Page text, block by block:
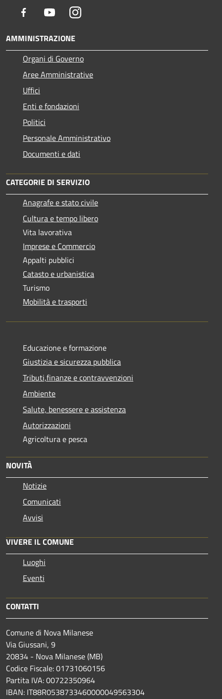
Facebook YoutubeInstagram
AMMINISTRAZIONE
Organi di Governo
Aree Amministrative
Uffici
Enti e fondazioni
Politici
Personale Amministrativo
Documenti e dati
CATEGORIE DI SERVIZIO
Anagrafe e stato civile
Cultura e tempo libero
Vita lavorativa
Imprese e Commercio
Appalti pubblici
Catasto e urbanistica
Turismo
Mobilità e trasporti
Educazione e formazione
Giustizia e sicurezza pubblica
Tributi,finanze e contravvenzioni
Ambiente
Salute, benessere e assistenza
Autorizzazioni
Agricoltura e pesca
NOVITÀ
Notizie
Comunicati
Avvisi
VIVERE IL COMUNE
Luoghi
Eventi
CONTATTI
Comune di Nova Milanese
Via Giussani, 9
20834 - Nova Milanese (MB)
Codice Fiscale: 01731060156
Partita IVA: 00722350964
IBAN: IT88R0538733460000049563304